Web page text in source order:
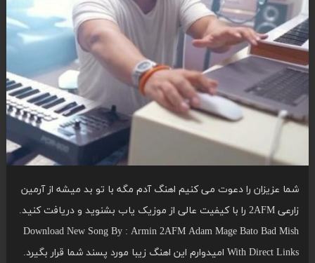
شما عزیزان را دعوت می کنیم اهنگ آدم مگه با تو بد میشه از آرمین
زارعی 2AFM را با کیفیت عالی از موزیک یاب بشنوید و دریافت کنید.
Download New Song By : Armin 2AFM Adam Mage Bato Bad Mish
With Direct Links امیدوارم این اهنگ زیبا مورد پسند شما قرار بگیرد.